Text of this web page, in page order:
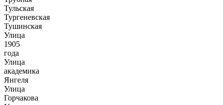
Тульская
Тургеневская
Тушинская
Улица
1905
года
Улица
академика
Янгеля
Улица
Горчакова